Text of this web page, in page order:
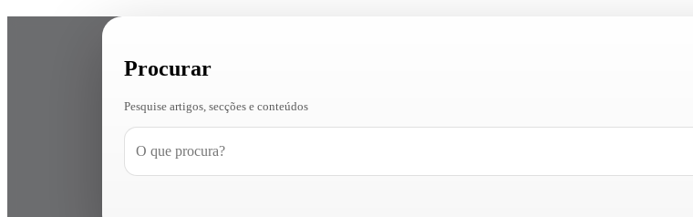
Procurar
Pesquise artigos, secções e conteúdos